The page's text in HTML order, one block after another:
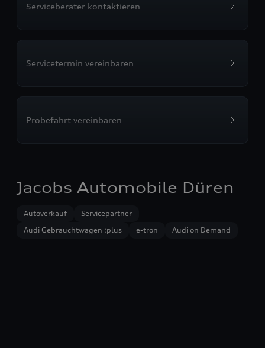
Serviceberater kontaktieren
Servicetermin vereinbaren
Probefahrt vereinbaren
Jacobs Automobile Düren
Autoverkauf
Servicepartner
Audi Gebrauchtwagen :plus
e-tron Audi on Demand